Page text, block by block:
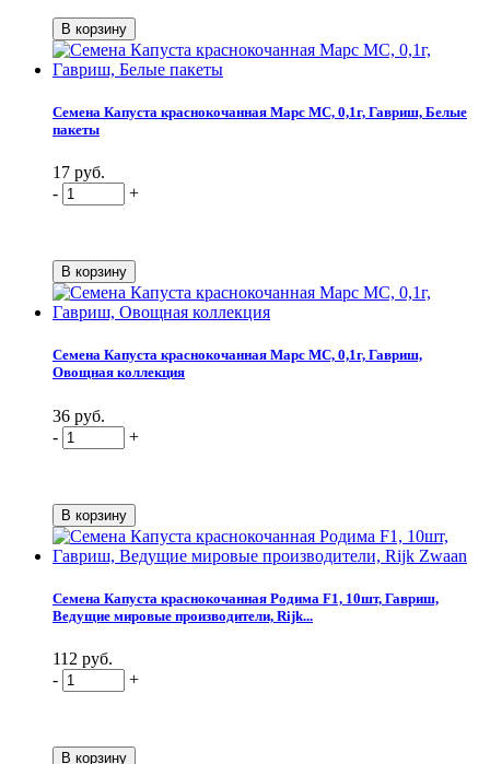
Семена Капуста краснокочанная Марс МС, 0,1г, Гавриш, Белые
пакеты
17 руб.
-
+
Семена Капуста краснокочанная Марс МС, 0,1г, Гавриш,
Овощная коллекция
36 руб.
-
+
Семена Капуста краснокочанная Родима F1, 10шт, Гавриш,
Ведущие мировые производители, Rijk...
112 руб.
-
+